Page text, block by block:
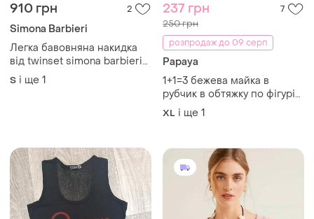
910 грн 2
Simona Barbieri
Легка бавовняна накидка
від twinset simona barbieri
italy 00s
S і ще 1
237 грн 7
250 грн
розпродаж до 09 серп
Papaya
1+1=3 бежева майка в
рубчик в обтяжку по фігурі
papaya, розмір 50 - 52
XL і ще 1